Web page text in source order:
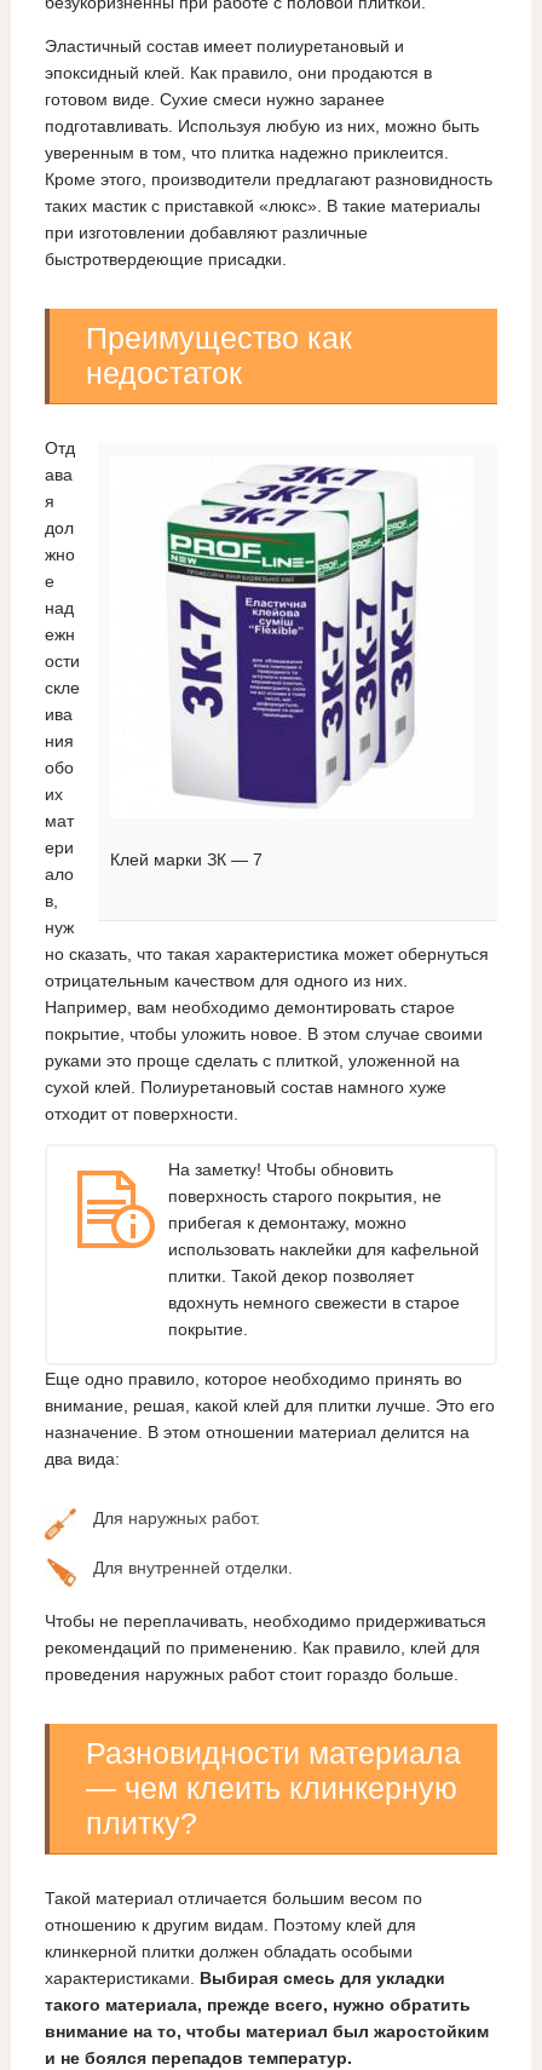
Эластичный состав имеет полиуретановый и
эпоксидный клей. Как правило, они продаются в
готовом виде. Сухие смеси нужно заранее
подготавливать. Используя любую из них, можно быть
уверенным в том, что плитка надежно приклеится.
Кроме этого, производители предлагают разновидность
таких мастик с приставкой «люкс». В такие материалы
при изготовлении добавляют различные
быстротвердеющие присадки.
Преимущество как
недостаток
Клей марки ЗК — 7
Отд
ава
я
дол
жно
е
над
ежн
ости
скле
ива
ния
обо
их
мат
ери
ало
в,
нуж
но сказать, что такая характеристика может обернуться
отрицательным качеством для одного из них.
Например, вам необходимо демонтировать старое
покрытие, чтобы уложить новое. В этом случае своими
руками это проще сделать с плиткой, уложенной на
сухой клей. Полиуретановый состав намного хуже
отходит от поверхности.
На заметку! Чтобы обновить
поверхность старого покрытия, не
прибегая к демонтажу, можно
использовать наклейки для кафельной
плитки. Такой декор позволяет
вдохнуть немного свежести в старое
покрытие.
Еще одно правило, которое необходимо принять во
внимание, решая, какой клей для плитки лучше. Это его
назначение. В этом отношении материал делится на
два вида:
Для наружных работ.
Для внутренней отделки.
Чтобы не переплачивать, необходимо придерживаться
рекомендаций по применению. Как правило, клей для
проведения наружных работ стоит гораздо больше.
Разновидности материала
— чем клеить клинкерную
плитку?
Такой материал отличается большим весом по
отношению к другим видам. Поэтому клей для
клинкерной плитки должен обладать особыми
характеристиками. Выбирая смесь для укладки
такого материала, прежде всего, нужно обратить
внимание на то, чтобы материал был жаростойким
и не боялся перепадов температур.